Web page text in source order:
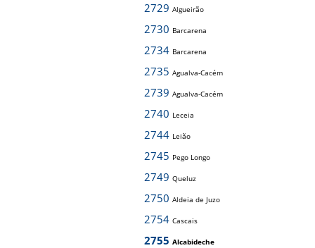
2729 Algueirão
2730 Barcarena
2734 Barcarena
2735 Agualva-Cacém
2739 Agualva-Cacém
2740 Leceia
2744 Leião
2745 Pego Longo
2749 Queluz
2750 Aldeia de Juzo
2754 Cascais
2755 Alcabideche